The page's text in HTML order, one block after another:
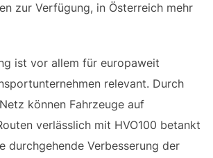
zur Verfügung, in Österreich mehr
ist vor allem für europaweit
relevant. Durch
können Fahrzeuge auf
verlässlich mit HVO100 betankt
durchgehende Verbesserung der